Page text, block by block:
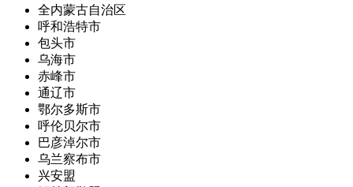
全内蒙古自治区
呼和浩特市
包头市
乌海市
赤峰市
通辽市
鄂尔多斯市
呼伦贝尔市
巴彦淖尔市
乌兰察布市
兴安盟